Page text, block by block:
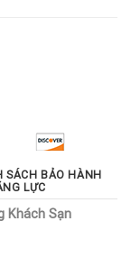
₫.
₫.
SÁCH BẢO HÀNH
LỰC
Khách Sạn